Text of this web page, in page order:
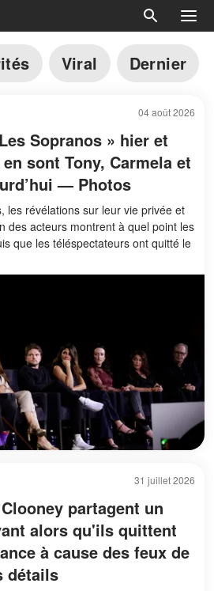
Viral Dernier
04 août 2026
Sopranos » hier et
sont Tony, Carmela et
— Photos
les révélations sur leur vie privée et
des acteurs montrent à quel point les
que les téléspectateurs ont quitté le
31 juillet 2026
partagent un
alors qu'ils quittent
à cause des feux de
détails